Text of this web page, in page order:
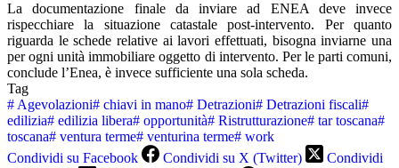
La documentazione finale da inviare ad ENEA deve invece
rispecchiare la situazione catastale post-intervento. Per quanto
riguarda le schede relative ai lavori effettuati, bisogna inviarne una
per ogni unità immobiliare oggetto di intervento. Per le parti comuni,
conclude l’Enea, è invece sufficiente una sola scheda.
Tag
# Agevolazioni# chiavi in mano# Detrazioni# Detrazioni fiscali#
edilizia# edilizia libera# opportunità# Ristrutturazione# tar toscana#
toscana# ventura terme# venturina terme# work
Condividi su Facebook
Condividi su X (Twitter)
Condividi